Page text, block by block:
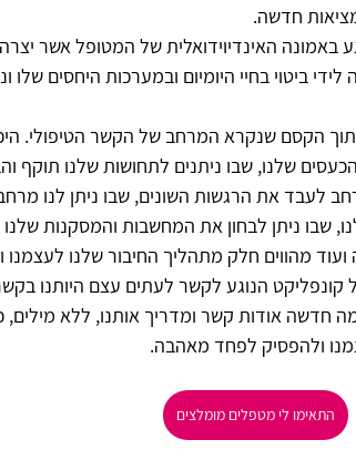
חדשה.
באמונה האינדיוידואלית של המטופל אשר
ביטוי בחיי היומיום ובמערכות היחסים שלו
הקסם שנקרא המרחב של הקשר הטיפולי.
שלנו, שבו ניתנים לתחושות שלנו תוקף
לעבד את הרגשות השונים, שבו ניתן לנו
שבו ניתן לבחון את המחשבות והמסקנות שלנו
מהווים חלק מתהליך החיבור שלנו לעצמנו
הנוגע לקשר לעתים עצם היותנו
חדשה אודות קשר ומדריך אותנו, ללא
ולהפסיק לפחד מאהבה.
התאימו לי מטפלים מומלצים